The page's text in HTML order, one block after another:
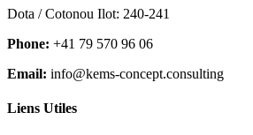
Dota / Cotonou Ilot: 240-241
Phone: +41 79 570 96 06
Email: info@kems-concept.consulting
Liens Utiles